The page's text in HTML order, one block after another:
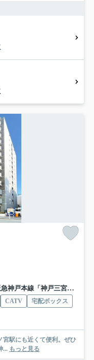
神戸本線「神戸三宮」駅 徒歩10分
CATV
宅配ボックス
宮駅にも近くて便利。ぜひ
... もっと見る